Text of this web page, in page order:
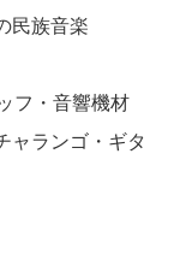
民族音楽
フ・音響機材
ャランゴ・ギタ